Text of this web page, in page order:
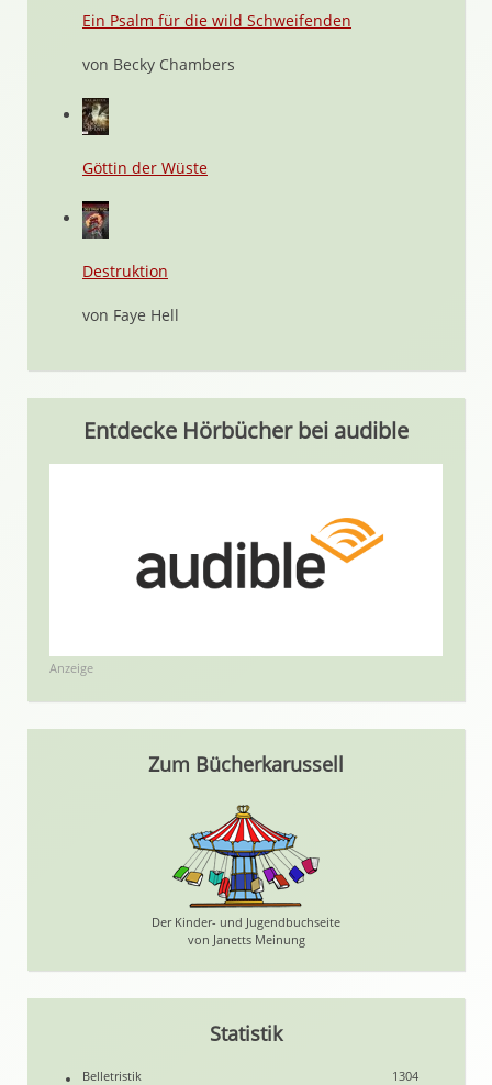
Ein Psalm für die wild Schweifenden
von Becky Chambers
Göttin der Wüste
Destruktion
von Faye Hell
Entdecke Hörbücher bei audible
Anzeige
Zum Bücherkarussell
Der Kinder- und Jugendbuchseite
von Janetts Meinung
Statistik
Belletristik
1304